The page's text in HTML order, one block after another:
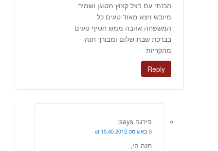
הכנתי עם בצל קצוץ מטוגן ושמיר
מיובש ויצא מאוד טעים כל
המשפחה אהבה ממש חטיף טעים
בברכת שבת שלום ומבורך חנה
מהקריות
Reply
פירגה says:
3 באוגוסט 2012 at 15:45
חנה הי,